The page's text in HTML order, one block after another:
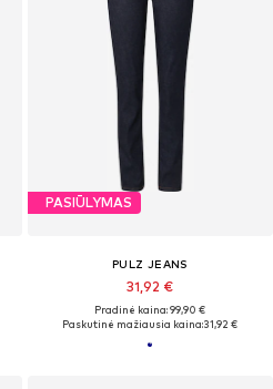
PASIŪLYMAS
PULZ JEANS
31,92 €
Pradinė kaina: 99,90 €
Paskutinė mažiausia kaina:31,92 €